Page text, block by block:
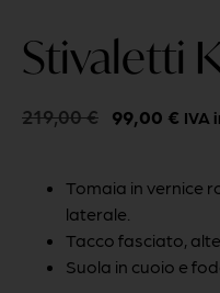
Stivaletti
219,00€ 99,00 € IVA
Tomaia in vernice
laterale.
Tacco fasciato,
Suola in cuoio e